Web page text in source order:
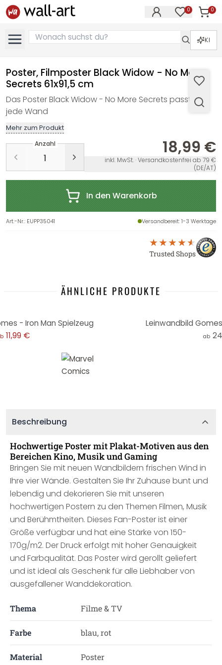
0 0
KI
Poster, Filmposter Black Widow - No More
Secrets 61x91,5 cm
Das Poster Black Widow - No More Secrets passt an
jede Wand
Mehr zum Produkt
Anzahl 18,99 €
inkl. MwSt. · Versandkostenfrei ab 79 €
(DE/AT)
In den Warenkorb
Art.-Nr.: EUPP35041 Versandbereit: 1-3 Werktage
Trusted Shops
ÄHNLICHE PRODUKTE
- Iron Man Spielzeug
11,99 €
Leinwandbild
ab
Beschreibung
Hochwertige Poster mit Plakat-Motiven aus den
Bereichen Kino, Musik und Gaming
Bringen Sie mit neuen Wandbildern frischen Wind in
Ihre vier Wände. Gestalten Sie Ihr Zuhause bunt und
lebendig und dekorieren Sie mit unseren
hochwertigen Postern zu den Themen Filmen, Musik
und Berühmtheiten. Dieses Fan-Poster ist einer
Größe verfügbar und hat eine Stärke von 150-
170g/m2. Der Druck erfolgt mit hoher Genauigkeit
und Farbqualität. Das Poster wird gerollt geliefert
und ist ideal als Geschenk für alle Liebhaber von
ausgefallener Wanddekoration.
Thema Filme & TV
Farbe blau, rot
Material Poster